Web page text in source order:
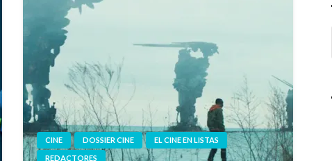
CINE DOSSIER CINE
EL CINE EN LISTAS
REDACTORES